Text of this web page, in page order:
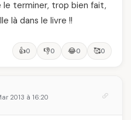
le terminer, trop bien fait,
là dans le livre !!
👍0 👎0 😂0 🥰0
2013 à 16:20